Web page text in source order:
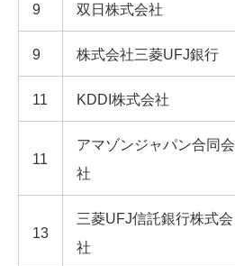
9 双日株式会社
9 株式会社三菱UFJ銀行
11 KDDI株式会社
11
アマゾンジャパン合同会
社
13
三菱UFJ信託銀行株式会
社